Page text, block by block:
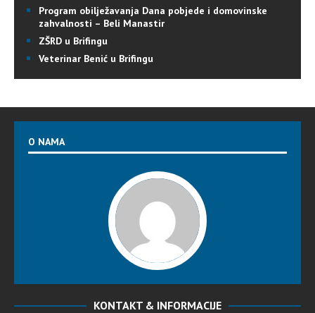
Program obilježavanja Dana pobjede i domovinske
zahvalnosti – Beli Manastir
ZŠRD u Brifingu
Veterinar Benić u Brifingu
O NAMA
KONTAKT & INFORMACIJE